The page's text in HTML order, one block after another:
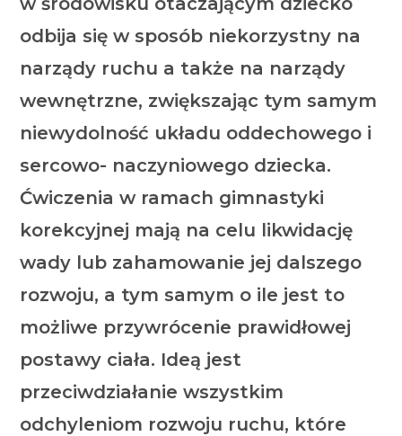
odbija się w sposób niekorzystny na
narządy ruchu a także na narządy
wewnętrzne, zwiększając tym samym
niewydolność układu oddechowego i
sercowo- naczyniowego dziecka.
Ćwiczenia w ramach gimnastyki
korekcyjnej mają na celu likwidację
wady lub zahamowanie jej dalszego
rozwoju, a tym samym o ile jest to
możliwe przywrócenie prawidłowej
postawy ciała. Ideą jest
przeciwdziałanie wszystkim
odchyleniom rozwoju ruchu, które